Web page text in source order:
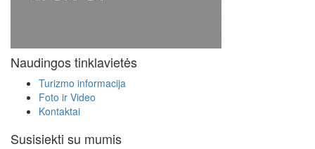
Naudingos tinklavietės
Turizmo informacija
Foto ir Video
Kontaktai
Susisiekti su mumis